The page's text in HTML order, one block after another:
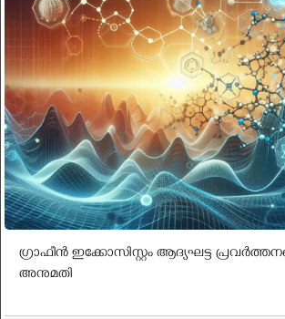
ഗ്രാഫീന്‍ ഇക്കോസിസ്റ്റം ആദ്യഘട്ട
അനുമതി